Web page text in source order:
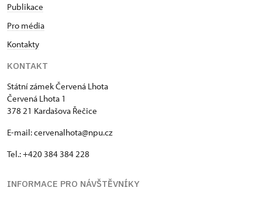
Publikace
Pro média
Kontakty
KONTAKT
Státní zámek Červená Lhota
Červená Lhota 1
378 21 Kardašova Řečice
E-mail: cervenalhota@npu.cz
Tel.: +420 384 384 228
INFORMACE PRO NÁVŠTĚVNÍKY